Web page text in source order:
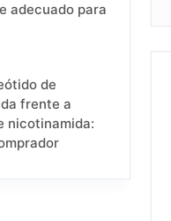
adecuado para
de
frente a
nicotinamida: